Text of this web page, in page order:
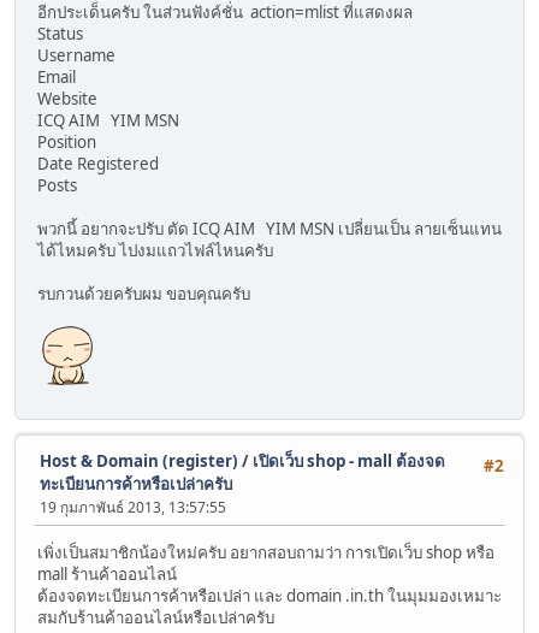
อีกประเด็นครับ ในส่วนฟังค์ชั่น action=mlist ที่แสดงผล
Status
Username
Email
Website
ICQ AIM YIM MSN
Position
Date Registered
Posts
พวกนี้ อยากจะปรับ ตัด ICQ AIM YIM MSN เปลี่ยนเป็น ลายเซ็นแทน
ได้ไหมครับ ไปงมแถวไฟล์ไหนครับ
รบกวนด้วยครับผม ขอบคุณครับ
#2
Host & Domain (register) / เปิดเว็บ shop - mall ต้องจด
ทะเบียนการค้าหรือเปล่าครับ
19 กุมภาพันธ์ 2013, 13:57:55
เพิ่งเป็นสมาชิกน้องใหม่ครับ อยากสอบถามว่า การเปิดเว็บ shop หรือ
mall ร้านค้าออนไลน์
ต้องจดทะเบียนการค้าหรือเปล่า และ domain .in.th ในมุมมองเหมาะ
สมกับร้านค้าออนไลน์หรือเปล่าครับ